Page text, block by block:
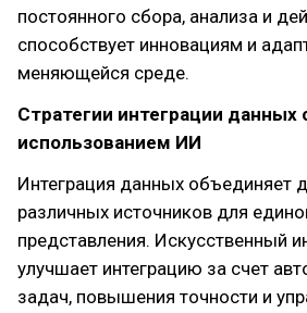
постоянного сбора, анализа и
способствует инновациям и
меняющейся среде.
Стратегии интеграции данных
использованием ИИ
Интеграция данных объединяет
различных источников для
представления. Искусственный
улучшает интеграцию за счет
задач, повышения точности и